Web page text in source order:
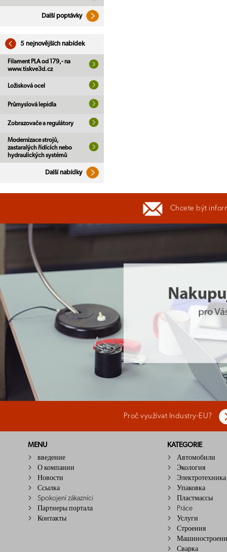
Další poptávky
5 nejnovějších nabídek
Filament PLA od 179,- na
www.tiskve3d.cz
Ložisková ocel
Průmyslová lepidla
Zobrazovače a regulátory
Modernizace strojů,
zastaralých řídících nebo
hydraulických systémů
Další nabídky
Chcete být
Proč využívat Industry-EU?
MENU
введение
О компании
Новости
Ссылка
Spokojení zákazníci
Партнеры портала
Контакты
KATEGORIE
Автомобили
Экология
Электротехника
Упаковка
Пластмассы
Práce
Услуги
Строения
Сварка